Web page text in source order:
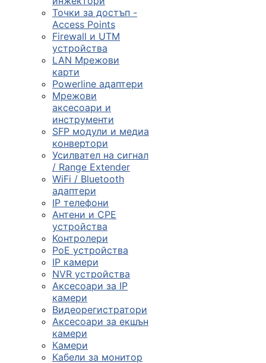
Точки за достъп -
Access Points
Firewall и UTM
устройства
LAN Мрежови
карти
Powerline адаптери
Мрежови
аксесоари и
инструменти
SFP модули и медиа
конвертори
Усилвател на сигнал
/ Range Extender
WiFi / Bluetooth
адаптери
IP телефони
Антени и CPE
устройства
Контролери
PoE устройства
IP камери
NVR устройства
Аксесоари за IP
камери
Видеорегистратори
Аксесоари за екшън
камери
Камери
Кабели за монитор